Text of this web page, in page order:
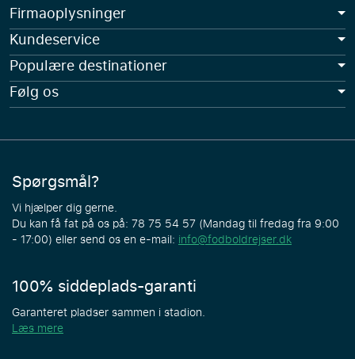
Firmaoplysninger
Kundeservice
Populære destinationer
Følg os
Spørgsmål?
Vi hjælper dig gerne.
Du kan få fat på os på: 78 75 54 57 (Mandag til fredag fra 9:00
- 17:00) eller send os en e-mail: info@fodboldrejser.dk
100% siddeplads-garanti
Garanteret pladser sammen i stadion.
Læs mere